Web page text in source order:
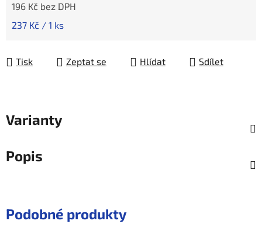
196 Kč bez DPH
Měrná cena:
237 Kč / 1 ks
Tisk Zeptat se Hlídat Sdílet
Varianty
Popis
Podobné produkty